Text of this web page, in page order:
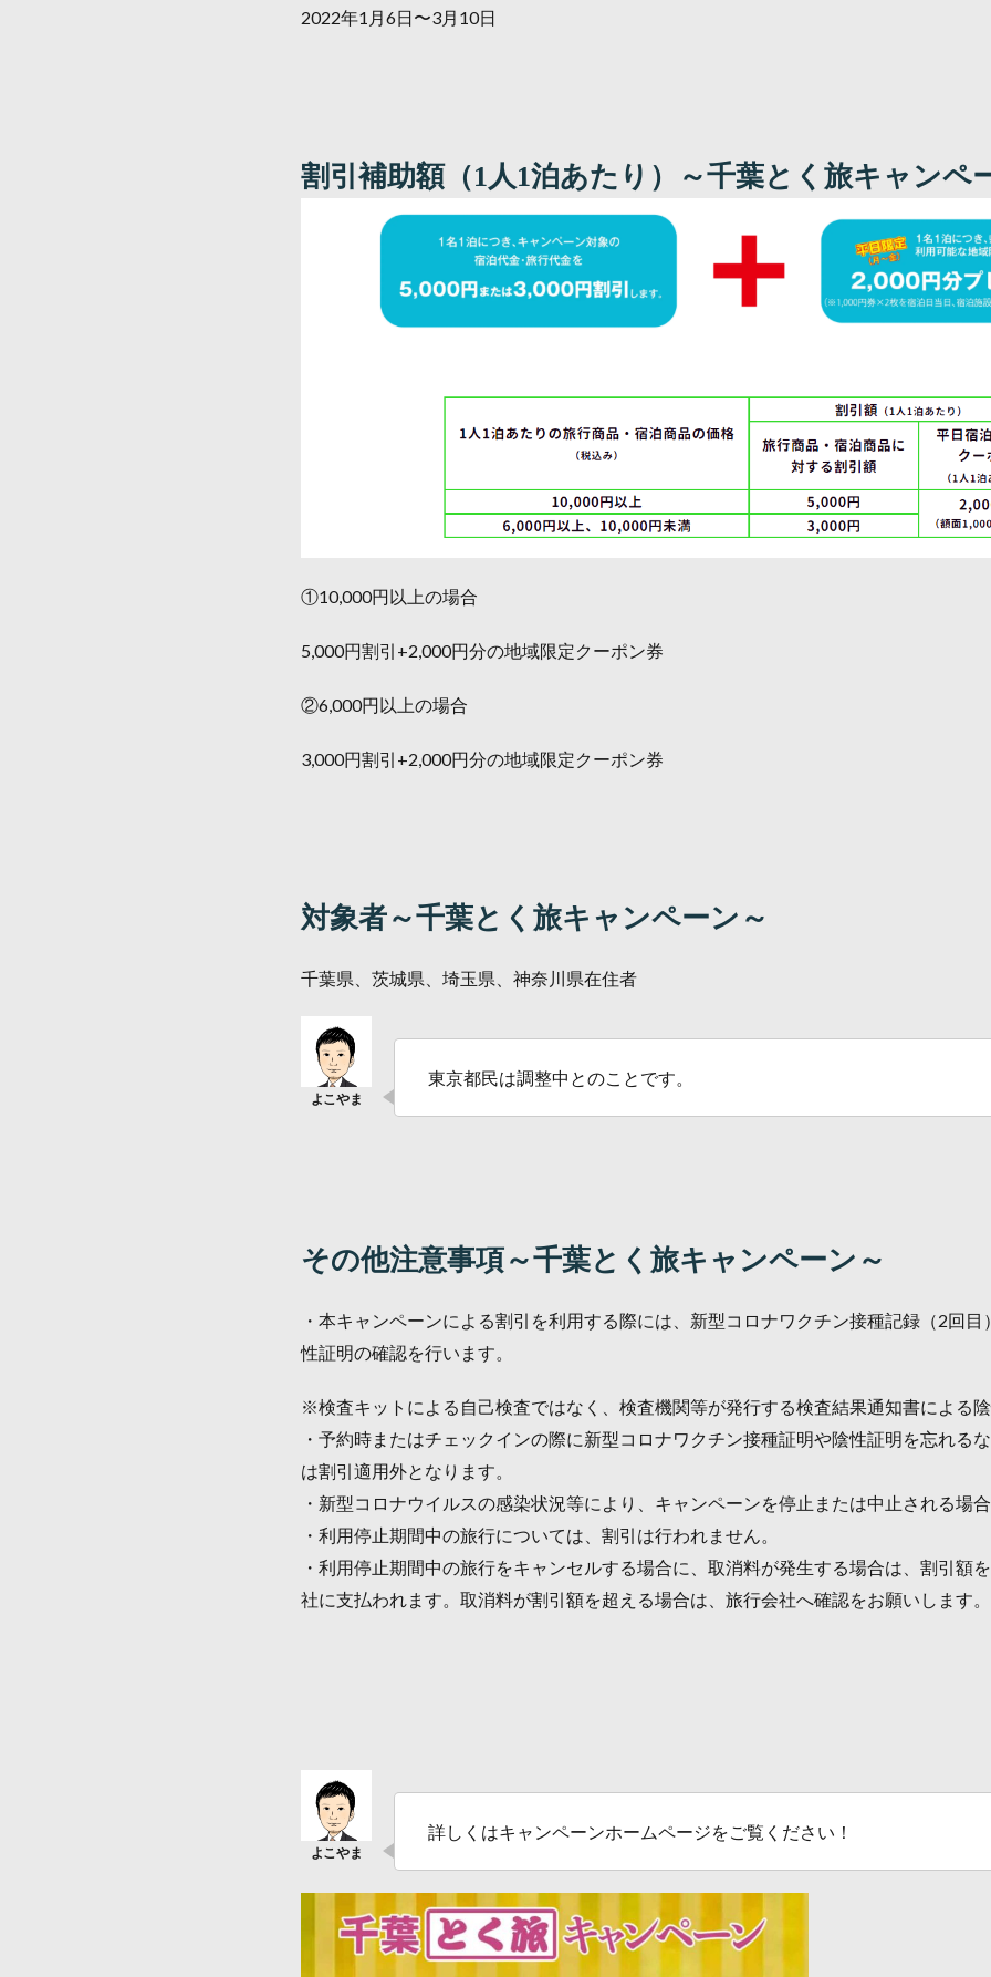
2022年1月6日〜3月10日
割引補助額（1人1泊あたり）～千葉とく旅キャンペ
①10,000円以上の場合
5,000円割引+2,000円分の地域限定クーポン券
②6,000円以上の場合
3,000円割引+2,000円分の地域限定クーポン券
対象者～千葉とく旅キャンペーン～
千葉県、茨城県、埼玉県、神奈川県在住者
東京都民は調整中とのことです。
その他注意事項～千葉とく旅キャンペーン～
・本キャンペーンによる割引を利用する際には、新型コロナワクチン接種記録（2回目
性証明の確認を行います。
※検査キットによる自己検査ではなく、検査機関等が発行する検査結果通知書による
・予約時またはチェックインの際に新型コロナワクチン接種証明や陰性証明を忘れる
は割引適用外となります。
・新型コロナウイルスの感染状況等により、キャンペーンを停止または中止される場
・利用停止期間中の旅行については、割引は行われません。
・利用停止期間中の旅行をキャンセルする場合に、取消料が発生する場合は、割引額
社に支払われます。取消料が割引額を超える場合は、旅行会社へ確認をお願いします。
詳しくはキャンペーンホームページをご覧ください！